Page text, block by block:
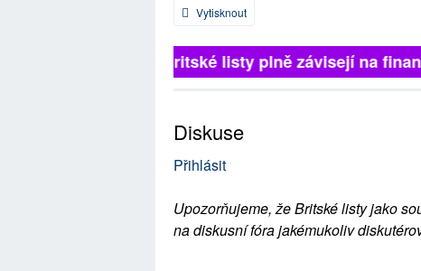
Vytisknout
Britské listy plně závisejí na
Diskuse
Přihlásit
Upozorňujeme, že Britské listy jako
na diskusní fóra jakémukoliv